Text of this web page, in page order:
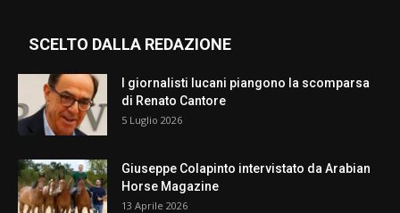
SCELTO DALLA REDAZIONE
I giornalisti lucani piangono la scomparsa
di Renato Cantore
5 Luglio 2026
Giuseppe Colapinto intervistato da Arabian
Horse Magazine
13 Aprile 2026